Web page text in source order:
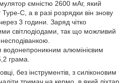
ємністю 2600 мАг, який
C, а в разі розрядки він знову
3 години. Заряд чітко
світлодіодами, так що можливий
водонепроникним алюмінієвим
грама.
без інструментів, з силіконовим
тримач на кермо, в який ліхтар